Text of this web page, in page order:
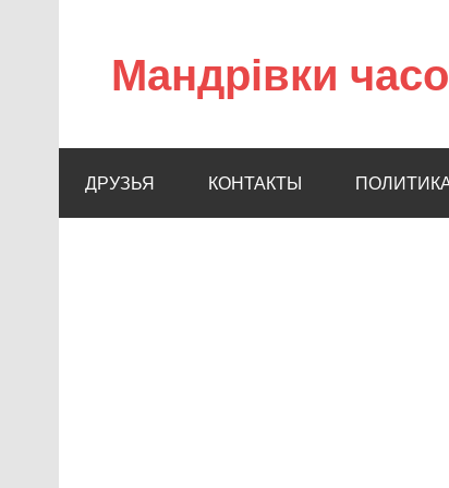
Мандрівки
ДРУЗЬЯ КОНТАКТЫ